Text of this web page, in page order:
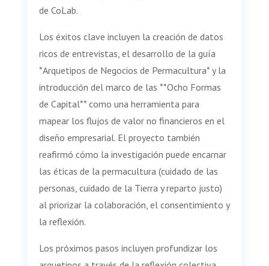
de CoLab.
Los éxitos clave incluyen la creación de datos
ricos de entrevistas, el desarrollo de la guía
*Arquetipos de Negocios de Permacultura* y la
introducción del marco de las **Ocho Formas
de Capital** como una herramienta para
mapear los flujos de valor no financieros en el
diseño empresarial. El proyecto también
reafirmó cómo la investigación puede encarnar
las éticas de la permacultura (cuidado de las
personas, cuidado de la Tierra y reparto justo)
al priorizar la colaboración, el consentimiento y
la reflexión.
Los próximos pasos incluyen profundizar los